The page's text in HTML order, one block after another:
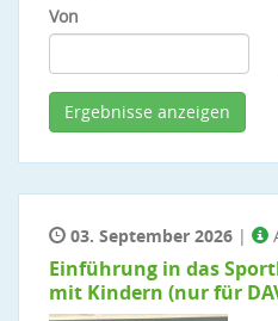
Von
03. September 2026 |
Einführung in das
mit Kindern (nur für